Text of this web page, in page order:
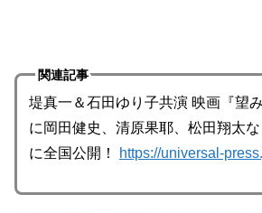
関連記事
堤真一＆石田ゆり子共演 映画『望
に岡田健史、清原果耶、松田翔太
に全国公開！
https://universal-